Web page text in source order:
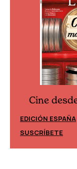
Cine
EDICIÓN ESPAÑA
SUSCRÍBETE